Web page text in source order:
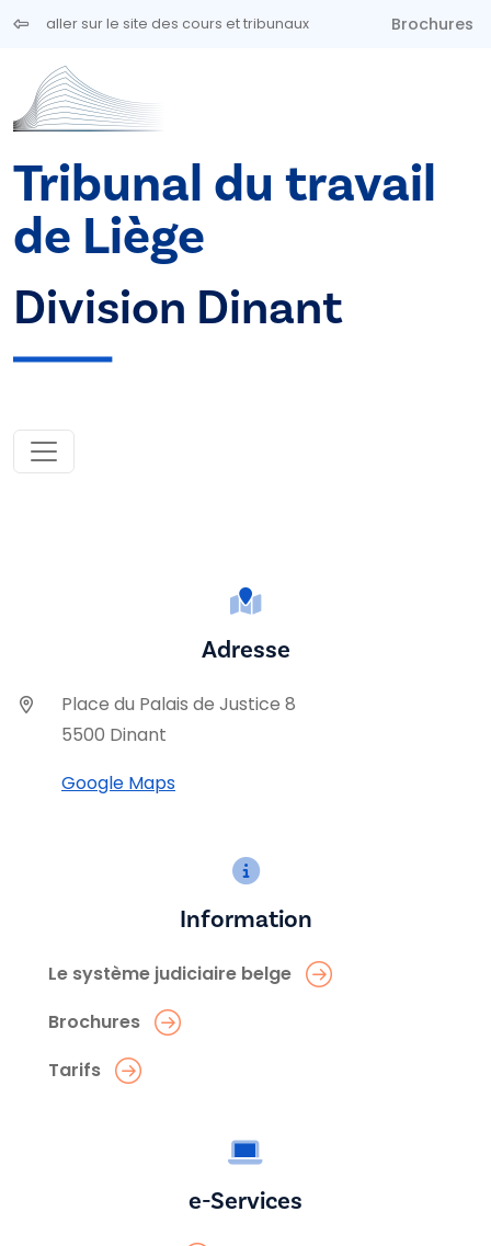
Aller au contenu principal
aller sur le site des cours et tribunaux Brochures
Tribunal du travail
de Liège
Division Dinant
Adresse
Place du Palais de Justice 8
5500 Dinant
Google Maps
Information
Le système judiciaire belge
Brochures
Tarifs
e-Services